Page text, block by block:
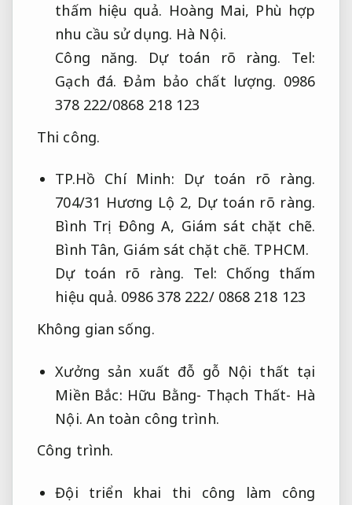
thấm hiệu quả. Hoàng Mai, Phù hợp
nhu cầu sử dụng. Hà Nội.
Công năng.
Dự toán rõ ràng. Tel:
Gạch đá. Đảm bảo chất lượng. 0986
378 222/0868 218 123
Thi công.
TP.Hồ Chí Minh: Dự toán rõ ràng.
704/31 Hương Lộ 2, Dự toán rõ ràng.
Bình Trị Đông A, Giám sát chặt chẽ.
Bình Tân, Giám sát chặt chẽ. TPHCM.
Dự toán rõ ràng. Tel: Chống thấm
hiệu quả. 0986 378 222/ 0868 218 123
Không gian sống.
Xưởng sản xuất đỗ gỗ Nội thất tại
Miền Bắc: Hữu Bằng- Thạch Thất- Hà
Nội. An toàn công trình.
Công trình.
Đội triển khai thi công làm công